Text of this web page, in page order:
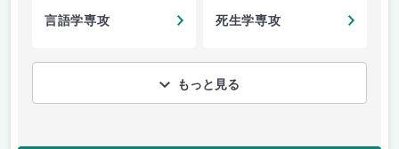
言語学専攻 死生学専攻
もっと見る